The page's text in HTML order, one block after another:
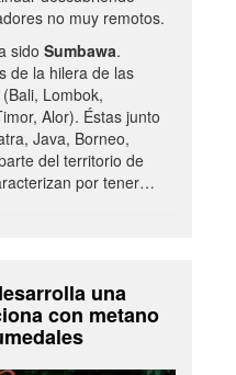
no muy remotos.
sido Sumbawa.
de la hilera de las
Lombok,
Alor). Éstas junto
Java, Borneo,
del territorio de
por tener…
una
con metano